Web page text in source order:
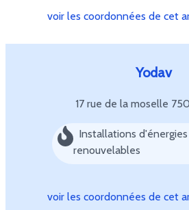
voir les coordonnées de cet
Yodav
17 rue de la moselle
Installations d'énergies
renouvelables
voir les coordonnées de cet